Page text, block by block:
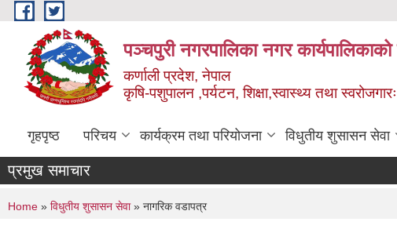
Skip to main content
पञ्चपुरी नगरपालिका नगर कार्यपालिकाको
कर्णाली प्रदेश, नेपाल
कृषि-पशुपालन ,पर्यटन, शिक्षा,स्वास्थ्य तथा
गृहपृष्ठ परिचय कार्यक्रम तथा परियोजना विधुतीय शुसासन सेवा
प्रमुख समाचार
You are here
Home » विधुतीय शुसासन सेवा» नागरिक वडापत्र